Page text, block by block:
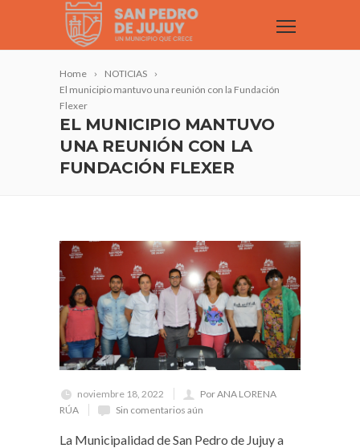
Home
NOTICIAS
El municipio mantuvo una reunión con la Fundación
Flexer
EL MUNICIPIO MANTUVO
UNA REUNIÓN CON LA
FUNDACIÓN FLEXER
noviembre 18, 2022
Por ANA LORENA
RÚA
Sin comentarios aún
La Municipalidad de San Pedro de Jujuy a